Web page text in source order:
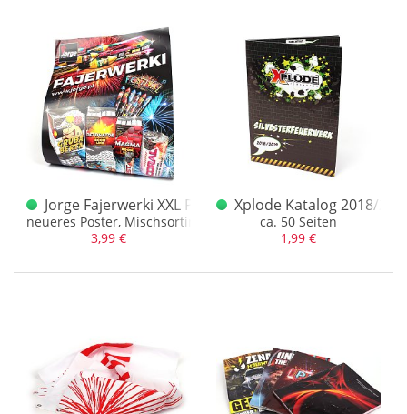
Jorge Fajerwerki XXL Poster
neueres Poster, Mischsortiment
3,99 €
Xplode Katalog 2018/
ca. 50 Seiten
1,99 €